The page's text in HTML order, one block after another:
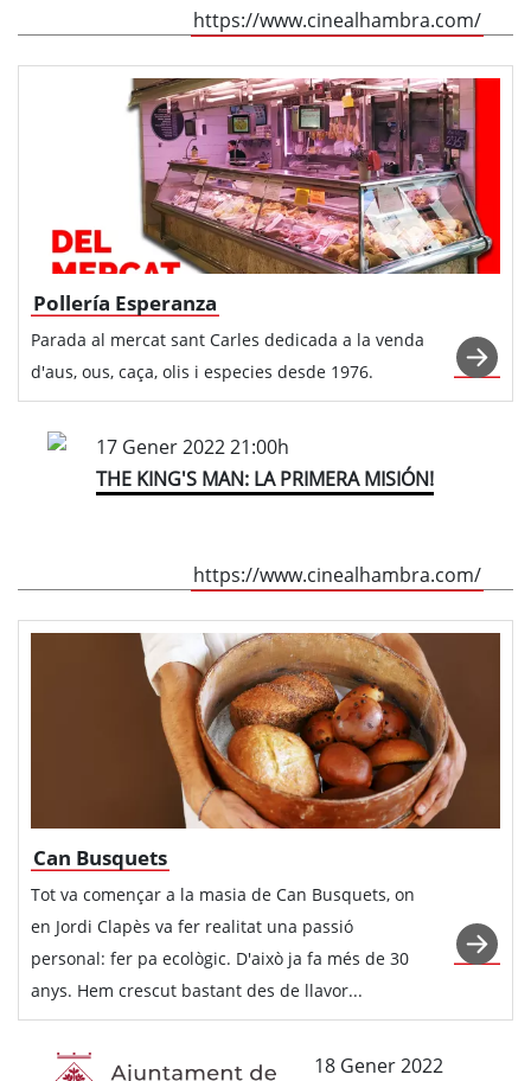
https://www.cinealhambra.com/
Pollería Esperanza
Parada al mercat sant Carles dedicada a la venda
d'aus, ous, caça, olis i especies desde 1976.
17 Gener 2022 21:00h
THE KING'S MAN: LA PRIMERA MISIÓN!
https://www.cinealhambra.com/
Can Busquets
Tot va començar a la masia de Can Busquets, on
en Jordi Clapès va fer realitat una passió
personal: fer pa ecològic. D'això ja fa més de 30
anys. Hem crescut bastant des de llavor...
18 Gener 2022